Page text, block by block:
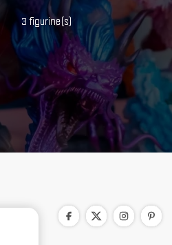
3 figurine(s)